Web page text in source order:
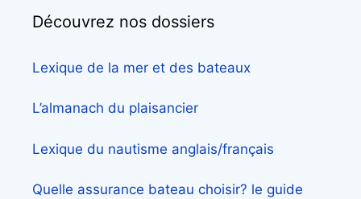
Découvrez nos dossiers
Lexique de la mer et des bateaux
L’almanach du plaisancier
Lexique du nautisme anglais/français
Quelle assurance bateau choisir? le guide